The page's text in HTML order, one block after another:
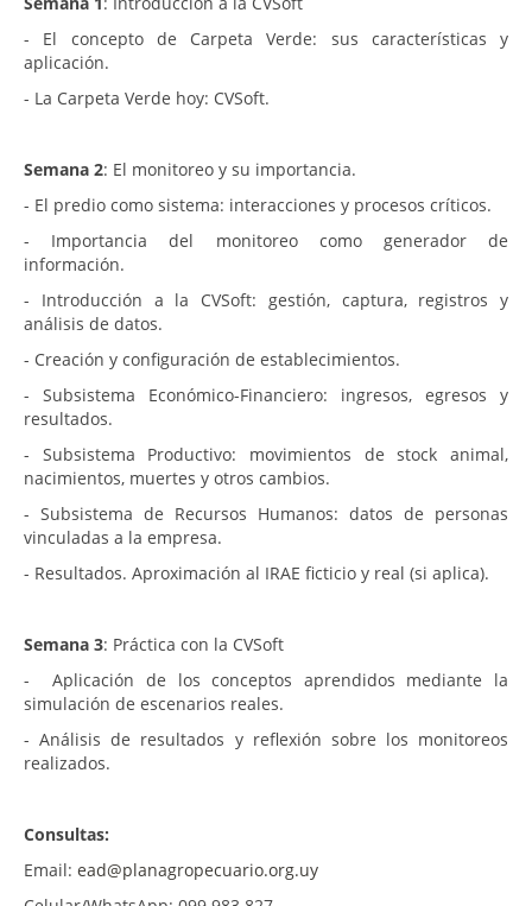
- El concepto de Carpeta Verde: sus características y
aplicación.
- La Carpeta Verde hoy: CVSoft.
Semana 2: El monitoreo y su importancia.
- El predio como sistema: interacciones y procesos críticos.
- Importancia del monitoreo como generador de
información.
- Introducción a la CVSoft: gestión, captura, registros y
análisis de datos.
- Creación y configuración de establecimientos.
- Subsistema Económico-Financiero: ingresos, egresos y
resultados.
- Subsistema Productivo: movimientos de stock animal,
nacimientos, muertes y otros cambios.
- Subsistema de Recursos Humanos: datos de personas
vinculadas a la empresa.
- Resultados. Aproximación al IRAE ficticio y real (si aplica).
Semana 3: Práctica con la CVSoft
- Aplicación de los conceptos aprendidos mediante la
simulación de escenarios reales.
- Análisis de resultados y reflexión sobre los monitoreos
realizados.
Consultas:
Email: ead@planagropecuario.org.uy